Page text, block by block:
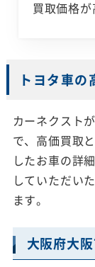
買取価格
トヨタ車の
カーネクスト
で、高価買取
したお車の詳
していただい
ます。
大阪府大